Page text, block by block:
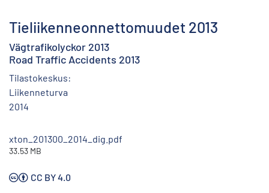
Tieliikenneonnettomuudet 2013
Vägtrafikolyckor 2013
Road Traffic Accidents 2013
Tilastokeskus:
Liikenneturva
2014
xton_201300_2014_dig.pdf
33.53 MB
CC BY 4.0